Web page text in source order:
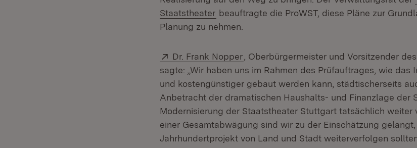
Staatstheater (Öffnet in neuem Fenster)
beauftragte die ProWST, diese Pläne zur
Planung zu nehmen.
Extern:
Dr. Frank Nopper (Öffnet in neuem Fenster)
, Oberbürgermeister und Vorsitzender
sagte: „Wir haben uns im Rahmen des Prüfauftrages, wie das
und kostengünstiger gebaut werden kann, städtischerseits
Anbetracht der dramatischen Haushalts- und Finanzlage der
Modernisierung der Staatstheater Stuttgart tatsächlich weiter
einer Gesamtabwägung sind wir zu der Einschätzung
Jahrhundertprojekt von Land und Stadt weiterverfolgen